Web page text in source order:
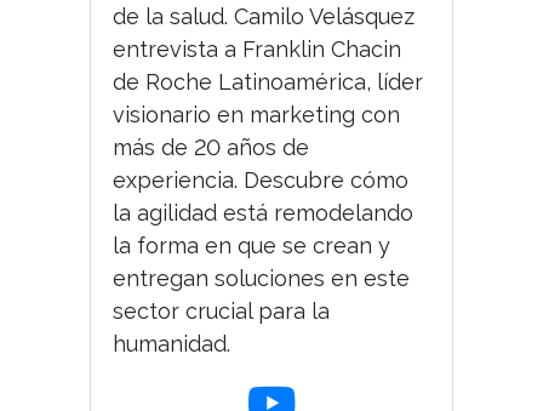
de la salud. Camilo Velásquez
entrevista a Franklin Chacin
de Roche Latinoamérica, líder
visionario en marketing con
más de 20 años de
experiencia. Descubre cómo
la agilidad está remodelando
la forma en que se crean y
entregan soluciones en este
sector crucial para la
humanidad.